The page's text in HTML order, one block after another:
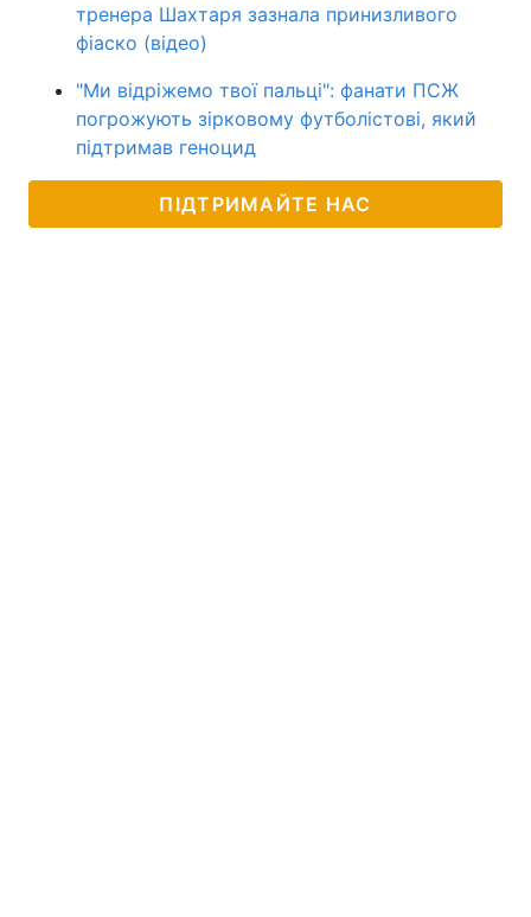
тренера Шахтаря зазнала принизливого
фіаско (відео)
"Ми відріжемо твої пальці": фанати ПСЖ
погрожують зірковому футболістові, який
підтримав геноцид
ПІДТРИМАЙТЕ НАС